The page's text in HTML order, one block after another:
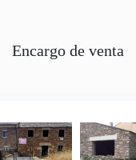
Encargo de venta